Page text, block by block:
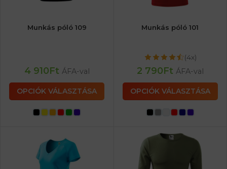
Munkás póló 109
4 910Ft ÁFA-val
OPCIÓK VÁLASZTÁSA
Munkás póló 101
(4x)
2 790Ft ÁFA-val
OPCIÓK VÁLASZTÁSA